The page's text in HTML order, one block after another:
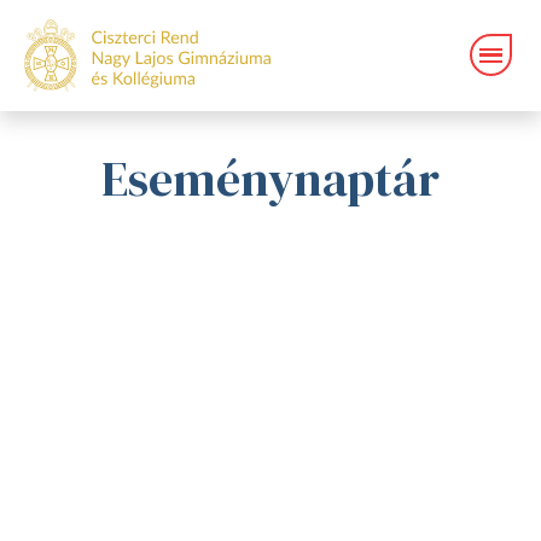
Eseménynaptár